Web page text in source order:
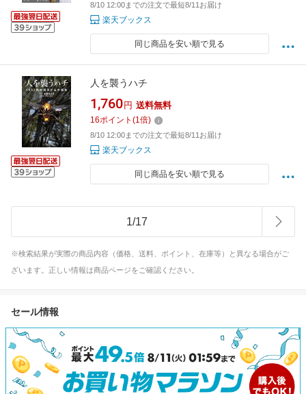
8/10 12:00までの注文で最短8/11お届け
楽天ブックス
同じ商品を安い順で見る
人を襲うハチ
1,760 円 送料無料
16ポイント (1倍)
8/10 12:00までの注文で最短8/11お届け
楽天ブックス
同じ商品を安い順で見る
1/17
※検索結果が実際の商品内容（価格、送料、ポイント、在庫等）と異なる場合がご
ざいます。正しい情報は商品ページをご確認ください。
セール情報